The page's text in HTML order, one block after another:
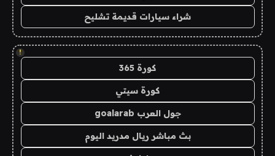
شراء سيارات قديمة تشليح
!
كورة 365
كورة سيتي
جول العرب goalarab
بث مباشر ريال مدريد اليوم